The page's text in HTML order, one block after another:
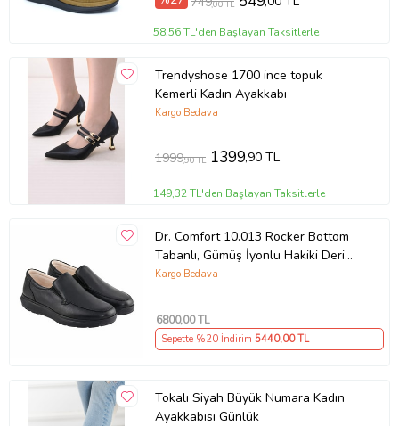
,00 TL
58,56 TL'den Başlayan Taksitlerle
Trendyshose 1700 ince topuk
Kemerli Kadın Ayakkabı
Kargo Bedava
1999,90 TL 1399,90 TL
149,32 TL'den Başlayan Taksitlerle
Dr. Comfort 10.013 Rocker Bottom
Tabanlı, Gümüş İyonlu Hakiki Deri
Erkek Ayakkabısı
Kargo Bedava
6800,00 TL
Sepette %20 İndirim 5440,00 TL
Tokalı Siyah Büyük Numara Kadın
Ayakkabısı Günlük